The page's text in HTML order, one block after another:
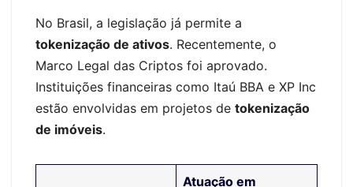
No Brasil, a legislação já permite a
tokenização de ativos. Recentemente, o
Marco Legal das Criptos foi aprovado.
Instituições financeiras como Itaú BBA e XP Inc
estão envolvidas em projetos de tokenização
de imóveis.
Atuação em